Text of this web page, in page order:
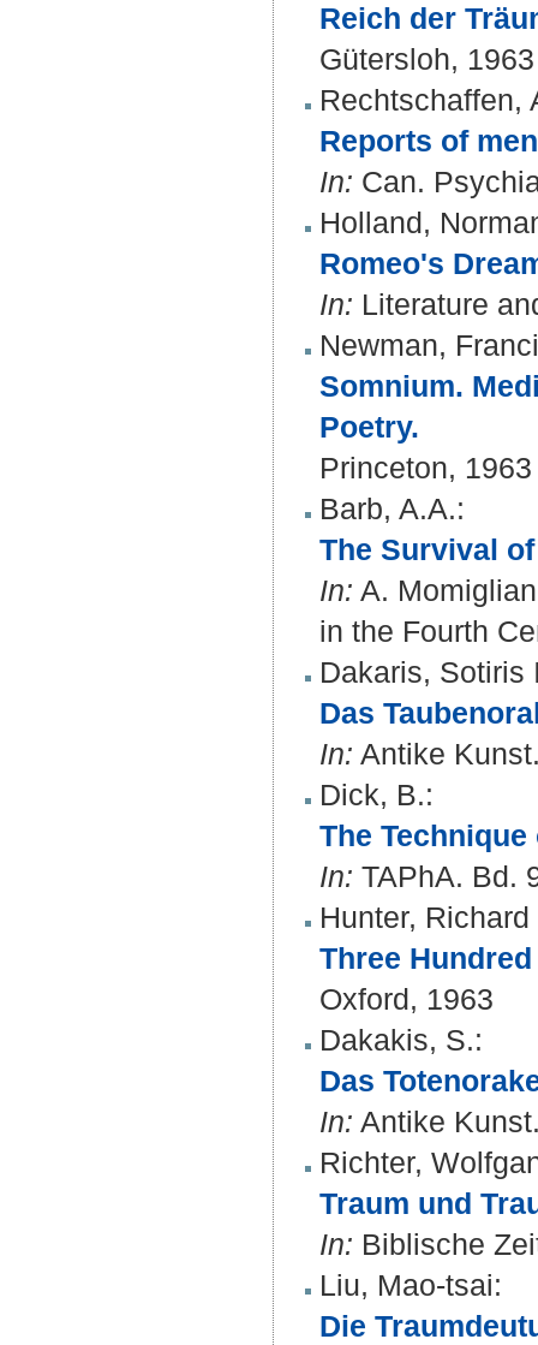
Reich der
Gütersloh, 1963
Rechtschaffen,
Reports of
In: Can.
Holland,
Romeo's
In: Literature
Newman,
Somnium.
Poetry.
Princeton, 1963
Barb, A.A.:
The Survival
In: A.
in the Fourth
Dakaris, Sotiris
Das
In: Antike
Dick, B.:
The
In: TAPhA. Bd.
Hunter, Richard
Three
Oxford, 1963
Dakakis, S.:
Das
In: Antike
Richter,
Traum und
In: Biblische
Liu, Mao-tsai:
Die